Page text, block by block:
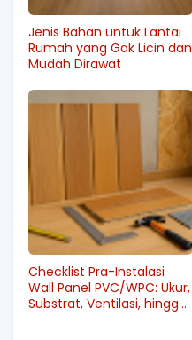
Jenis Bahan untuk Lantai
Rumah yang Gak Licin dan
Mudah Dirawat
Checklist Pra-Instalasi
Wall Panel PVC/WPC: Ukur,
Substrat, Ventilasi, hingga